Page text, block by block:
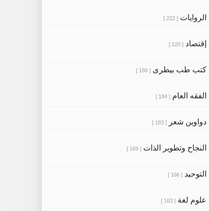
الروايات [ 222 ]
إقتصاد [ 220 ]
كتب طب بيطرى [ 186 ]
الفقه العام [ 184 ]
دواوين شعر [ 183 ]
النجاح وتطوير الذات [ 169 ]
التوحيد [ 166 ]
علوم لغة [ 163 ]